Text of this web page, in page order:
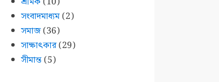
সংবাদমাধ্যম(2)
সমাজ(36)
সাক্ষাৎকার(29)
সীমান্ত(5)